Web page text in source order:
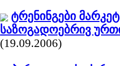
ტრენინგები
საზოგადოებრივ
(19.09.2006)